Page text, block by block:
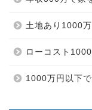
土地あり1000
ローコスト
1000万円以下